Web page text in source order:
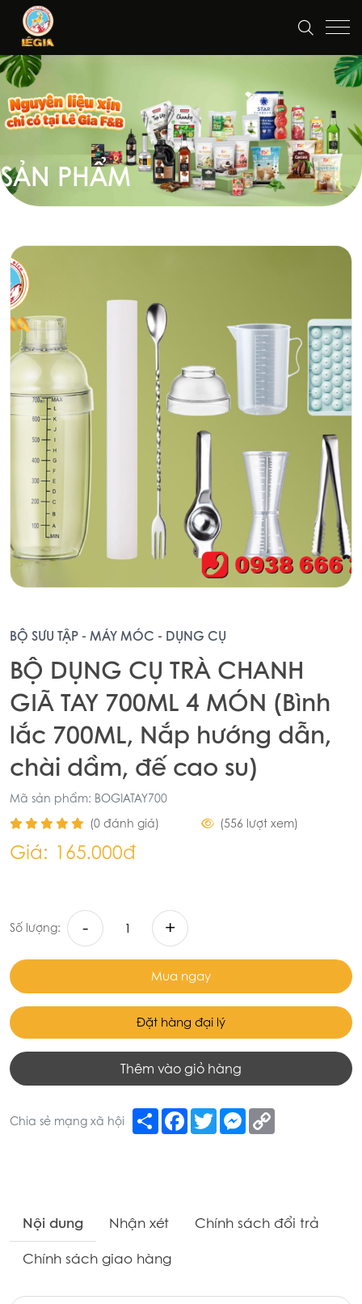
SẢN PHẨM
BỘ SƯU TẬP - MÁY MÓC - DỤNG CỤ
BỘ DỤNG CỤ TRÀ CHANH
GIÃ TAY 700ML 4 MÓN (Bình
lắc 700ML, Nắp hướng dẫn,
chài dầm, đế cao su)
Mã sản phẩm: BOGIATAY700
(0 đánh giá)
(556 lượt xem)
Giá: 165.000đ
Số lượng: - +
Mua ngay
Đặt hàng đại lý
Thêm vào giỏ hàng
Chia sẻ mạng xã hội Share Facebook
TwitterMessenger
Nội dung Nhận xét
Chính sách đổi trả
Chính sách giao hàng